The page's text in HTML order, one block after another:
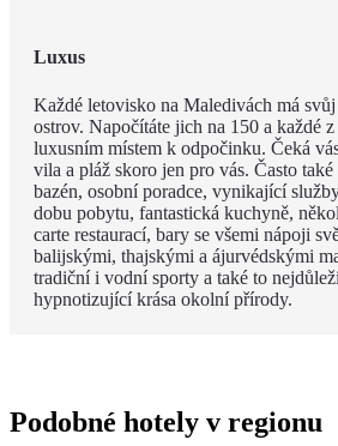
Luxus
Každé letovisko na Maledivách má svůj
ostrov. Napočítáte jich na 150 a každé
luxusním místem k odpočinku. Čeká
vila a pláž skoro jen pro vás. Často
bazén, osobní poradce, vynikající
dobu pobytu, fantastická kuchyně,
carte restaurací, bary se všemi nápoji
balijskými, thajskými a ájurvédskými
tradiční i vodní sporty a také to
hypnotizující krása okolní přírody.
Podobné hotely v regionu